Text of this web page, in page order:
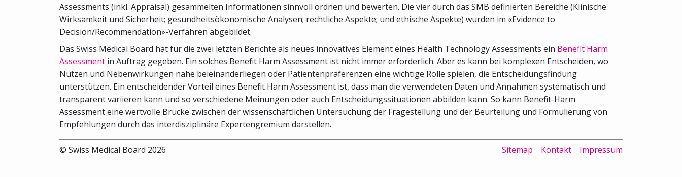
Assessments (inkl. Appraisal) gesammelten Informationen sinnvoll ordnen und bewerten. Die vier durch das SMB definierten Bereiche (Klinische
Wirksamkeit und Sicherheit; gesundheitsökonomische Analysen; rechtliche Aspekte; und ethische Aspekte) wurden im «Evidence to
Decision/Recommendation»-Verfahren abgebildet.
Das Swiss Medical Board hat für die zwei letzten Berichte als neues innovatives Element eines Health Technology Assessments ein Benefit Harm
Assessment in Auftrag gegeben. Ein solches Benefit Harm Assessment ist nicht immer erforderlich. Aber es kann bei komplexen Entscheiden, wo
Nutzen und Nebenwirkungen nahe beieinanderliegen oder Patientenpräferenzen eine wichtige Rolle spielen, die Entscheidungsfindung
unterstützen. Ein entscheidender Vorteil eines Benefit Harm Assessment ist, dass man die verwendeten Daten und Annahmen systematisch und
transparent variieren kann und so verschiedene Meinungen oder auch Entscheidungssituationen abbilden kann. So kann Benefit-Harm
Assessment eine wertvolle Brücke zwischen der wissenschaftlichen Untersuchung der Fragestellung und der Beurteilung und Formulierung von
Empfehlungen durch das interdisziplinäre Expertengremium darstellen.
© Swiss Medical Board 2026 Sitemap Kontakt Impressum